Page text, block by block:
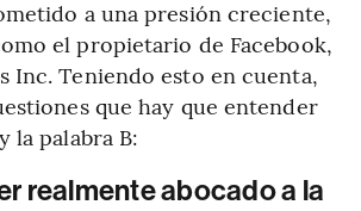
a una presión creciente,
el propietario de Facebook,
Inc. Teniendo esto en cuenta,
que hay que entender
la palabra B:
realmente abocado a la